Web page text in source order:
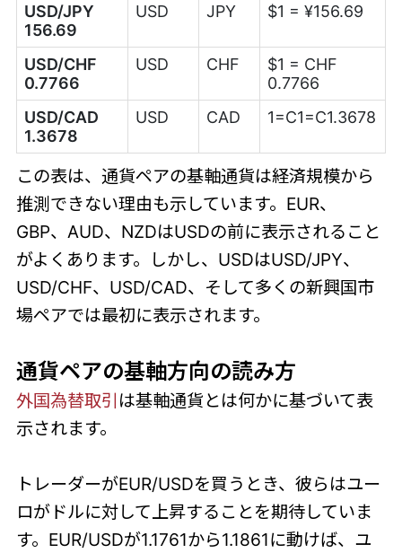
USD/JPY
156.69
USD JPY $1 = ¥156.69
USD/CHF
0.7766
USD CHF
$1 = CHF
0.7766
USD/CAD
1.3678
USD CAD 1=C1=C1.3678
この表は、通貨ペアの基軸通貨は経済規模から
推測できない理由も示しています。EUR、
GBP、AUD、NZDはUSDの前に表示されること
がよくあります。しかし、USDはUSD/JPY、
USD/CHF、USD/CAD、そして多くの新興国市
場ペアでは最初に表示されます。
通貨ペアの基軸方向の読み方
外国為替取引 は基軸通貨とは何かに基づいて表
示されます。
トレーダーがEUR/USDを買うとき、彼らはユー
ロがドルに対して上昇することを期待していま
す。EUR/USDが1.1761から1.1861に動けば、ユ